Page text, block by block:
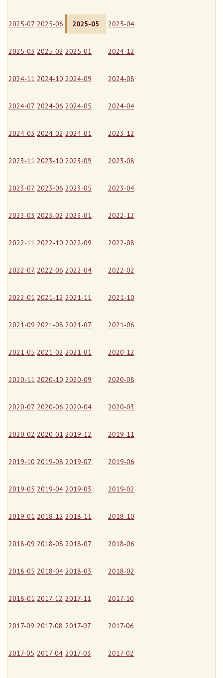
2025-07 2025-06 2025-05 2025-04
2025-03 2025-02 2025-01 2024-12
2024-11 2024-10 2024-09 2024-08
2024-07 2024-06 2024-05 2024-04
2024-03 2024-02 2024-01 2023-12
2023-11 2023-10 2023-09 2023-08
2023-07 2023-06 2023-05 2023-04
2023-03 2023-02 2023-01 2022-12
2022-11 2022-10 2022-09 2022-08
2022-07 2022-06 2022-04 2022-02
2022-01 2021-12 2021-11 2021-10
2021-09 2021-08 2021-07 2021-06
2021-05 2021-02 2021-01 2020-12
2020-11 2020-10 2020-09 2020-08
2020-07 2020-06 2020-04 2020-03
2020-02 2020-01 2019-12 2019-11
2019-10 2019-08 2019-07 2019-06
2019-05 2019-04 2019-03 2019-02
2019-01 2018-12 2018-11 2018-10
2018-09 2018-08 2018-07 2018-06
2018-05 2018-04 2018-03 2018-02
2018-01 2017-12 2017-11 2017-10
2017-09 2017-08 2017-07 2017-06
2017-05 2017-04 2017-03 2017-02